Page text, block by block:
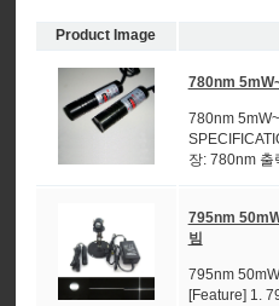
Product Image
780nm
780nm
장: 780nm 출
795nm
빔
795nm
[Feature] 1.